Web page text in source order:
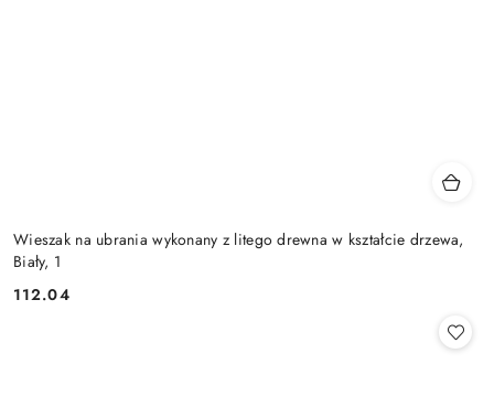
Wieszak na ubrania wykonany z litego drewna w kształcie drzewa,
Biały, 1
Cena:
112.04